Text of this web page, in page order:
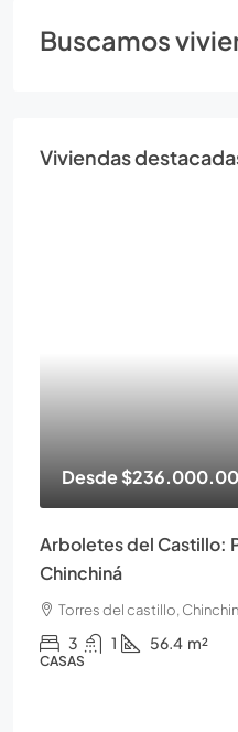
Buscamos
Viviendas
Desde
Arboletes del Castillo:
Chinchiná
Torres del castillo,
3 1 56.4 m²
CASAS